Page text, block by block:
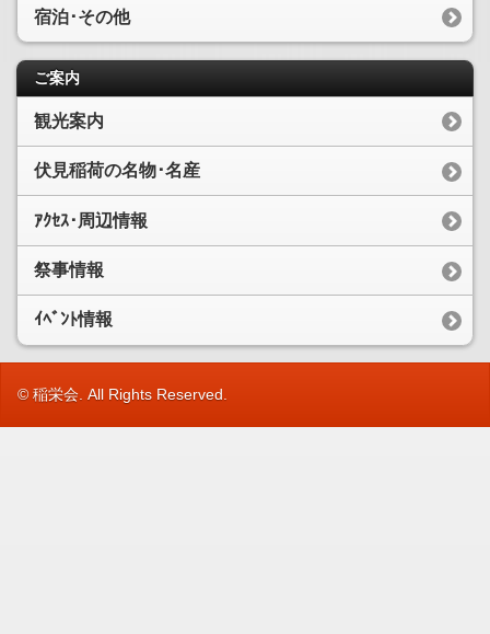
宿泊･その他
ご案内
観光案内
伏見稲荷の名物･名産
ｱｸｾｽ･周辺情報
祭事情報
ｲﾍﾞﾝﾄ情報
© 稲栄会. All Rights Reserved.